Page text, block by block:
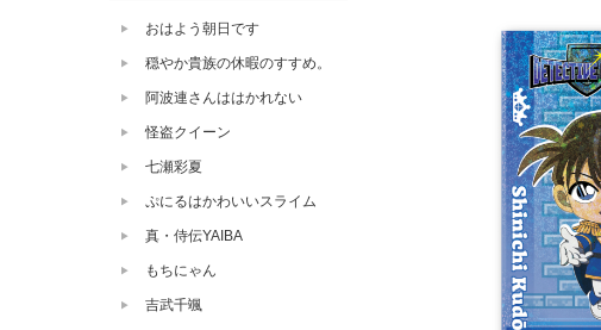
おはよう朝日です
穏やか貴族の休暇のすすめ。
阿波連さんははかれない
怪盗クイーン
七瀬彩夏
ぷにるはかわいいスライム
真・侍伝YAIBA
もちにゃん
吉武千颯